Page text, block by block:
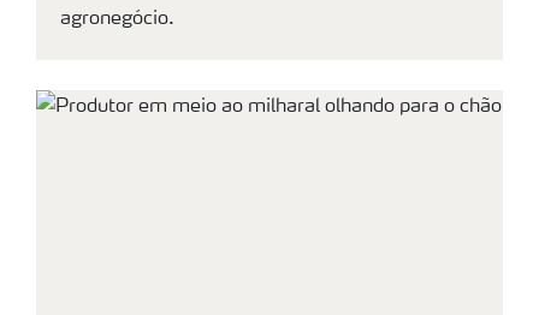
agronegócio.